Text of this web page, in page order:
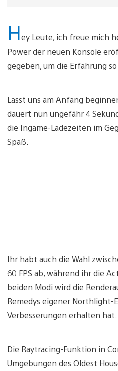
Hey Leute, ich freue mich
Power der neuen Konsole
gegeben, um die Erfahrung
Lasst uns am Anfang
dauert nun ungefähr 4
die Ingame-Ladezeiten im
Spaß.
Ihr habt auch die Wahl
60 FPS ab, während ihr die
beiden Modi wird die
Remedys eigener Northlight-
Verbesserungen erhalten hat.
Die Raytracing-Funktion in
Umgebungen des Oldest